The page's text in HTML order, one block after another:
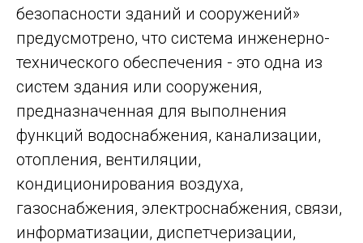
безопасности зданий и сооружений»
предусмотрено, что система инженерно-
технического обеспечения - это одна из
систем здания или сооружения,
предназначенная для выполнения
функций водоснабжения, канализации,
отопления, вентиляции,
кондиционирования воздуха,
газоснабжения, электроснабжения, связи,
информатизации, диспетчеризации,